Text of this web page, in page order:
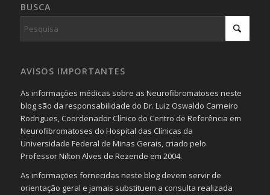
BUSCA
AVISOS IMPORTANTES
As informações médicas sobre as Neurofibromatoses neste
blog são da responsabilidade do Dr. Luiz Oswaldo Carneiro
Rodrigues, Coordenador Clínico do Centro de Referência em
Neurofibromatoses do Hospital das Clínicas da
Universidade Federal de Minas Gerais, criado pelo
Professor Nilton Alves de Rezende em 2004.
As informações fornecidas neste blog devem servir de
orientação geral e jamais substituem a consulta realizada